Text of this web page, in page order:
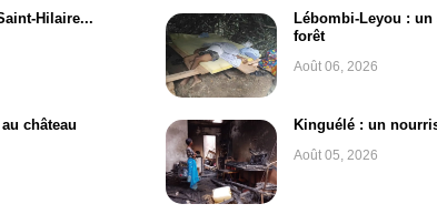
Hilaire...
Lébombi-Leyou :
forêt
Août 06, 2026
château Kinguélé : un
Août 05, 2026